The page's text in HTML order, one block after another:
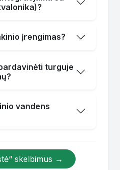
įrengimas?
turguje
vandens
skelbimus →